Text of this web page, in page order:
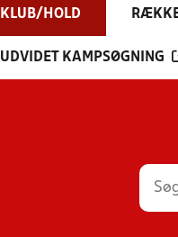
KLUB/HOLD
UDVIDET KAMPSØGNING